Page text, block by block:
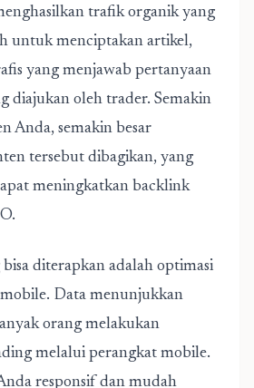
trafik organik yang
untuk menciptakan artikel,
yang menjawab pertanyaan
diajukan oleh trader. Semakin
Anda, semakin besar
tersebut dibagikan, yang
meningkatkan backlink
diterapkan adalah optimasi
Data menunjukkan
orang melakukan
melalui perangkat mobile.
responsif dan mudah